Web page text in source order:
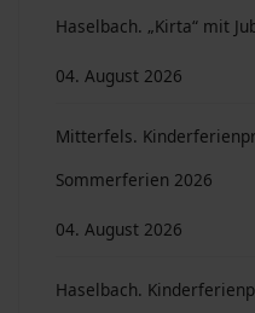
Haselbach. „Kirta“ mit
04. August 2026
Mitterfels.
Sommerferien 2026
04. August 2026
Haselbach.